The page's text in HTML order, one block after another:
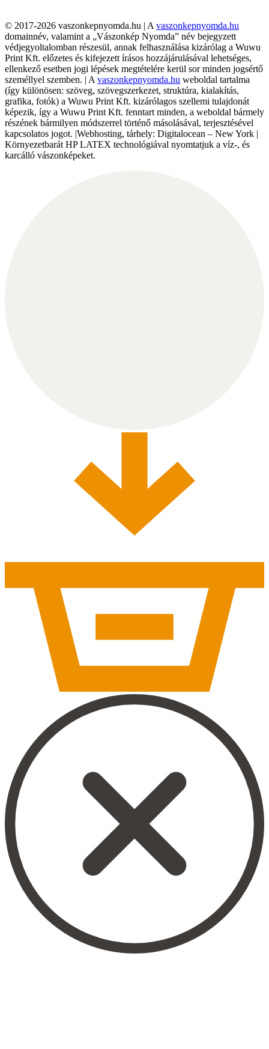
© 2017-2026 vaszonkepnyomda.hu | A vaszonkepnyomda.hu
domainnév, valamint a „Vászonkép Nyomda” név bejegyzett
védjegyoltalomban részesül, annak felhasználása kizárólag a Wuwu
Print Kft. előzetes és kifejezett írásos hozzájárulásával lehetséges,
ellenkező esetben jogi lépések megtételére kerül sor minden jogsértő
személlyel szemben. | A vaszonkepnyomda.hu weboldal tartalma
(így különösen: szöveg, szövegszerkezet, struktúra, kialakítás,
grafika, fotók) a Wuwu Print Kft. kizárólagos szellemi tulajdonát
képezik, így a Wuwu Print Kft. fenntart minden, a weboldal bármely
részének bármilyen módszerrel történő másolásával, terjesztésével
kapcsolatos jogot. |Webhosting, tárhely: Digitalocean – New York |
Környezetbarát HP LATEX technológiával nyomtatjuk a víz-, és
karcálló vászonképeket.